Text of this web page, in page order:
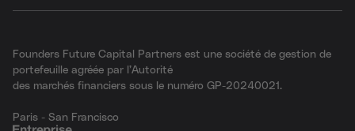
Founders Future Capital Partners est une société de gestion de
portefeuille agréée par l’Autorité
des marchés financiers sous le numéro GP-20240021.
Paris - San Francisco